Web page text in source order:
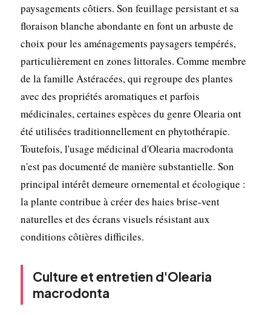
paysagements côtiers. Son feuillage persistant et sa
floraison blanche abondante en font un arbuste de
choix pour les aménagements paysagers tempérés,
particulièrement en zones littorales. Comme membre
de la famille Astéracées, qui regroupe des plantes
avec des propriétés aromatiques et parfois
médicinales, certaines espèces du genre Olearia ont
été utilisées traditionnellement en phytothérapie.
Toutefois, l'usage médicinal d'Olearia macrodonta
n'est pas documenté de manière substantielle. Son
principal intérêt demeure ornemental et écologique :
la plante contribue à créer des haies brise-vent
naturelles et des écrans visuels résistant aux
conditions côtières difficiles.
Culture et entretien d'Olearia
macrodonta